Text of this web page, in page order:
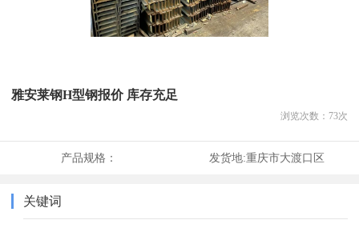
雅安莱钢H型钢报价 库存充足
浏览次数： 73次
产品规格： 发货地:重庆市大渡口区
关键词